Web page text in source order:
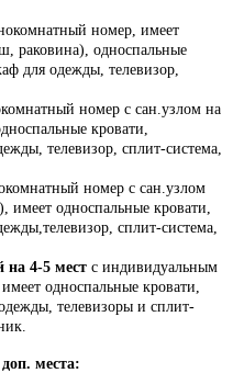
номер, имеет
раковина), односпальные
для одежды, телевизор,
номер с сан.узлом на
кровати,
телевизор, сплит-система,
номер с сан.узлом
имеет односпальные кровати,
сплит-система,
4-5 мест c индивидуальным
односпальные кровати,
телевизоры и сплит-
места: